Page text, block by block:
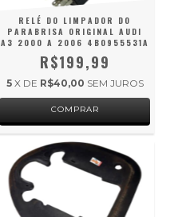
RELÉ DO LIMPADOR DO
PARABRISA ORIGINAL AUDI
A3 2000 A 2006 4B0955531A
R$199,99
5 X DE R$40,00 SEM JUROS